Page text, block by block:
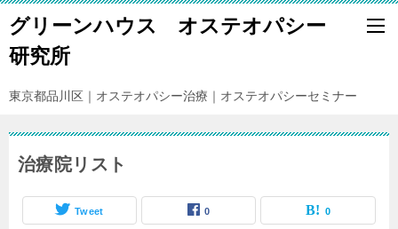
グリーンハウス オステオパシー
研究所
東京都品川区｜オステオパシー治療｜オステオパシーセミナー
治療院リスト
Tweet 0 0